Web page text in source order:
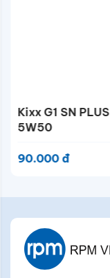
Kixx G1 SN PLUS
5W50
90.000 đ